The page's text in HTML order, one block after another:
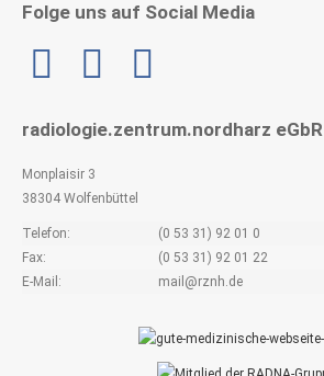
Folge uns auf Social Media
Linkedin
radiologie.zentrum.nordharz eGbR
Monplaisir 3
38304 Wolfenbüttel
Telefon:
(0 53 31) 92 01 0
Fax:
(0 53 31) 92 01 22
E-Mail:
mail@rznh.de